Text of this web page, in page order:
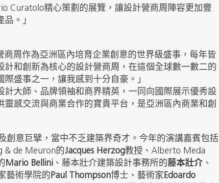
Curatolo精心策劃的展覽，讓設計營商周陣容更加豐
。」
周作為亞洲區內培育企業創意的世界級盛事，每年皆
和創新為核心的設計營商周，在這個全球數一數二的
盛事之一，讓我感到十分自豪。」
大師、品牌領袖和商界精英，一同向國際展示優秀設
感交流與商業合作的寶貴平台，是亞洲區內商業和創
創意巨擘，當中不乏建築界奇才。今年的演講嘉賓包括
& de Meuron的Jacques Herzog教授、Alberto Meda
Mario Bellini 、藤本壯介建築設計事務所的藤本壯介 、
藝術學院的Paul Thompson博士、藝術家Edoardo